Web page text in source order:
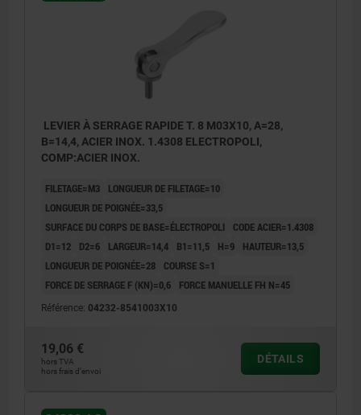
LEVIER À SERRAGE RAPIDE T. 8 M03X10, A=28,
B=14,4, ACIER INOX. 1.4308 ELECTROPOLI,
COMP:ACIER INOX.
FILETAGE=M3
LONGUEUR DE FILETAGE=10
LONGUEUR DE POIGNÉE=33,5
SURFACE DU CORPS DE BASE=ÉLECTROPOLI
CODE ACIER=1.4308
D1=12
D2=6 LARGEUR=14,4 B1=11,5 H=9
HAUTEUR=13,5
LONGUEUR DE POIGNÉE=28
COURSE S=1
FORCE DE SERRAGE F (KN)=0,6
FORCE MANUELLE FH N=45
Référence: 04232-8541003X10
19,06 €
hors TVA
hors frais d’envoi
DÉTAILS